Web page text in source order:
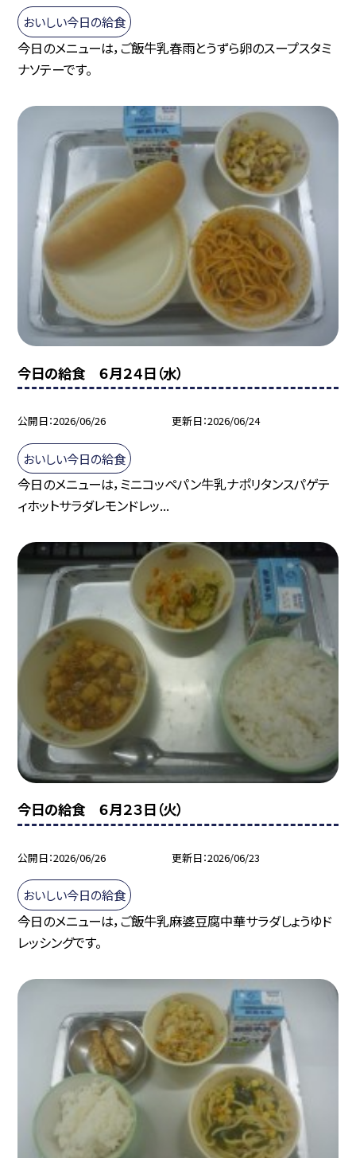
おいしい今日の給食
今日のメニューは，ご飯牛乳春雨とうずら卵のスープスタミ
ナソテーです。
今日の給食 ６月２４日（水）
公開日 2026/06/26 更新日 2026/06/24
おいしい今日の給食
今日のメニューは，ミニコッペパン牛乳ナポリタンスパゲテ
ィホットサラダレモンドレッ...
今日の給食 ６月２３日（火）
公開日 2026/06/26 更新日 2026/06/23
おいしい今日の給食
今日のメニューは，ご飯牛乳麻婆豆腐中華サラダしょうゆド
レッシングです。